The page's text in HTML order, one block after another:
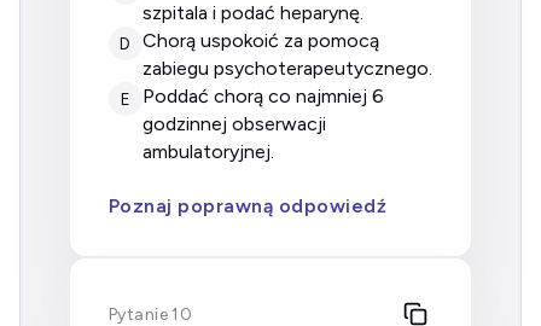
szpitala i podać heparynę.
D
chorą uspokoić za pomocą
zabiegu psychoterapeutycznego.
E
poddać chorą co najmniej 6
godzinnej obserwacji
ambulatoryjnej.
Poznaj poprawną odpowiedź
Pytanie 10